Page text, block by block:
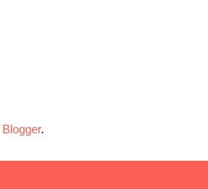
Blogger.